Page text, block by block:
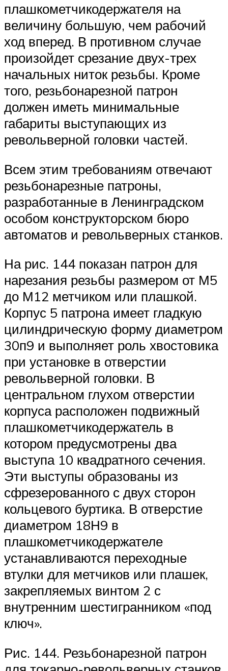
плашкометчикодержателя на
величину большую, чем рабочий
ход вперед. В противном случае
произойдет срезание двух-трех
начальных ниток резьбы. Кроме
того, резьбонарезной патрон
должен иметь минимальные
габариты выступающих из
револьверной головки частей.
Всем этим требованиям отвечают
резьбонарезные патроны,
разработанные в Ленинградском
особом конструкторском бюро
автоматов и револьверных станков.
На рис. 144 показан патрон для
нарезания резьбы размером от М5
до М12 метчиком или плашкой.
Корпус 5 патрона имеет гладкую
цилиндрическую форму диаметром
30п9 и выполняет роль хвостовика
при установке в отверстии
револьверной головки. В
центральном глухом отверстии
корпуса расположен подвижный
плашкометчикодержатель в
котором предусмотрены два
выступа 10 квадратного сечения.
Эти выступы образованы из
сфрезерованного с двух сторон
кольцевого буртика. В отверстие
диаметром 18Н9 в
плашкометчикодержателе
устанавливаются переходные
втулки для метчиков или плашек,
закрепляемых винтом 2 с
внутренним шестигранником «под
ключ».
Рис. 144. Резьбонарезной патрон